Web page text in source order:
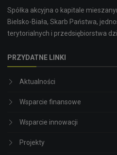
Spółka akcyjna o kapitale
Bielsko-Biała, Skarb Państwa,
terytorialnych i przedsiębiorstwa
PRZYDATNE LINKI
Aktualności
Wsparcie finansowe
Wsparcie innowacji
Projekty